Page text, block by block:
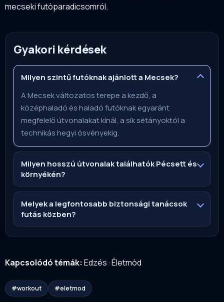
mecseki futóparadicsomról.
Gyakori kérdések
Milyen szintű futóknak ajánlott a Mecsek?
A Mecsek változatos terepe a kezdő, a
középhaladó és haladó futóknak egyaránt
megfelelő útvonalakat kínál, a sík sétányoktól a
technikás hegyi ösvényekig.
Milyen hosszú útvonalak találhatók Pécsett és
környékén?
Melyek a legfontosabb biztonsági tanácsok
futás közben?
Kapcsolódó témák: Edzés·Életmód
#workout #eletmod